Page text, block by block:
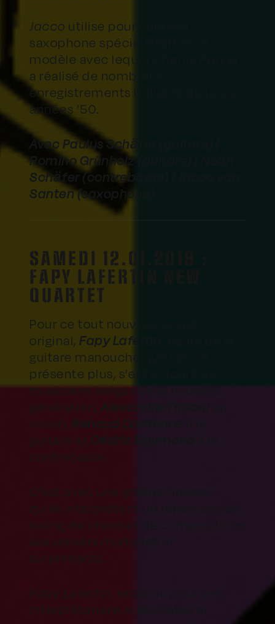
Jacco utilise pour cela son
saxophone spécial Grafton, le
modèle avec lequel
a réalisé de nombreux
enregistrements brillants dans les
années ’50.
Avec Paulus Schäfer (guitare) |
Romino Grünholz (guitare) | Noah
Schäfer (contrebasse) | Jacco van
Santen (saxophone)
SAMEDI 12.01.2019 :
FAPY LAFERTIN NEW
QUARTET
Pour ce tout nouveau projet
original,Fapy Lafertin
guitare manouche que l’on ne
présente plus, s’est entouré de
musiciens belges de la nouvelle
génération,Alexandre Tripodi
violon, Renaud Dardenne
guitare et Cédric Raymond
contrebasse.
C’est avec une grande finesse
qu’ils interprètent un répertoire de
swing, de choro et de compositions
aux univers multiples et
surprenants.
Fapy Lafertin, reconnu pour ses
interprétations si délicates et